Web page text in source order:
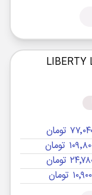
تومان
تومان
تومان
تومان